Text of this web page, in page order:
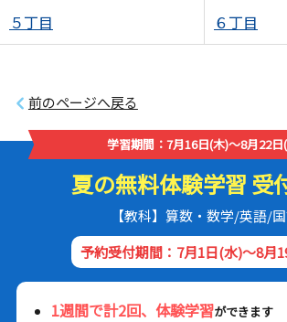
５丁目 ６丁目
前のページへ戻る
学習期間：7月16日(木)～8月22日
夏の無料体験学習 受
【教科】算数・数学/英語/
予約受付期間：7月1日(水)～8月
1週間で計2回、体験学習ができます